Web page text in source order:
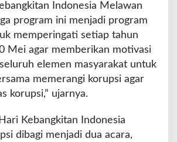
Indonesia Melawan
program ini menjadi program
memperingati setiap tahun
Mei agar memberikan motivasi
elemen masyarakat untuk
memerangi korupsi agar
korupsi,” ujarnya.
Kebangkitan Indonesia
dibagi menjadi dua acara,